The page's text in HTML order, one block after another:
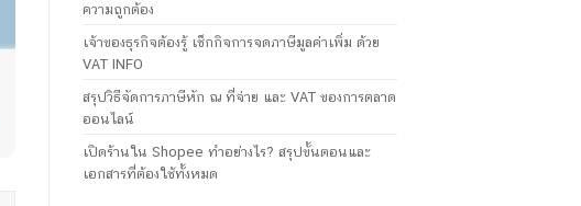
ความถูกต้อง
เจ้าของธุรกิจต้องรู้ เช็กกิจการจดภาษีมูลค่าเพิ่ม ด้วย
VAT INFO
สรุปวิธีจัดการภาษีหัก ณ ที่จ่าย และ VAT ของการตลาด
ออนไลน์
เปิดร้านใน Shopee ทำอย่างไร? สรุปขั้นตอนและ
เอกสารที่ต้องใช้ทั้งหมด